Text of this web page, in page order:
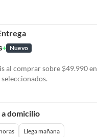
Nuevo
al comprar sobre $49.990 en
a domicilio
Llega mañana